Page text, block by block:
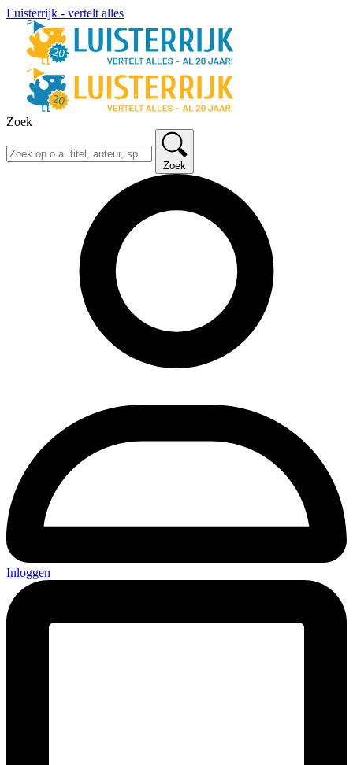
Luisterrijk - vertelt alles
Zoek
Zoek
Inloggen